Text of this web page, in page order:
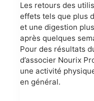
Les retours des
effets tels que plus
et une digestion
après quelques
Pour des résultats
d’associer Nourix
une activité
en général.